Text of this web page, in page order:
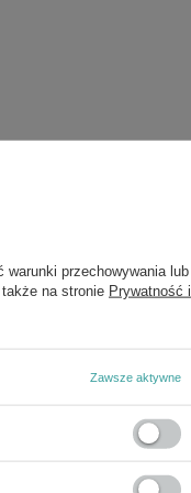
warunki przechowywania lub
na stronie Prywatność i
Zawsze aktywne